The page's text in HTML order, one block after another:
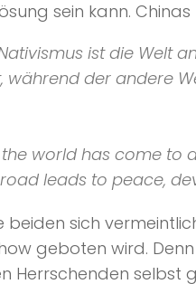
sein kann.
ist die Welt
der andere
world has come
leads to peace,
sich
geboten wird.
Herrschenden selbst